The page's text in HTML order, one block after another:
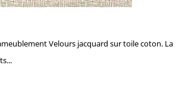
Velours jacquard sur toile coton. La